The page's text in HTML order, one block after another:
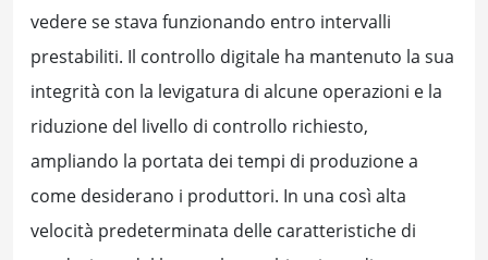
vedere se stava funzionando entro intervalli
prestabiliti. Il controllo digitale ha mantenuto la sua
integrità con la levigatura di alcune operazioni e la
riduzione del livello di controllo richiesto,
ampliando la portata dei tempi di produzione a
come desiderano i produttori. In una così alta
velocità predeterminata delle caratteristiche di